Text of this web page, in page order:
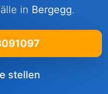
in Bergegg.
stellen